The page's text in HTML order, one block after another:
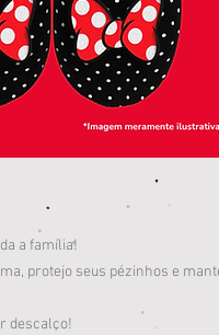
a família!
protejo seus pézinhos e
descalço!